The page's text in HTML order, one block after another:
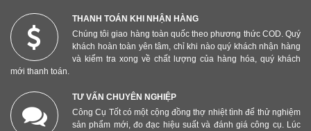
THANH TOÁN KHI NHẬN HÀNG
Chúng tôi giao hàng toàn quốc theo phương thức COD. Quý
khách hoàn toàn yên tâm, chỉ khi nào quý khách nhận hàng
và kiểm tra xong về chất lượng của hàng hóa, quý khách
mới thanh toán.
TƯ VẤN CHUYÊN NGHIỆP
Công Cụ Tốt có một cộng đồng thợ nhiệt tình để thử nghiệm
sản phẩm mới, đo đạc hiệu suất và đánh giá công cụ. Lúc